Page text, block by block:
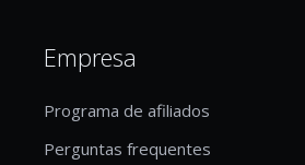
Empresa
Programa de afiliados
Perguntas frequentes